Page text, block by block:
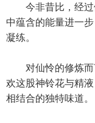
今非昔比，经过
中蕴含的能量进一步
凝练。
对仙怜的修炼而
欢这股神铃花与精液
相结合的独特味道。